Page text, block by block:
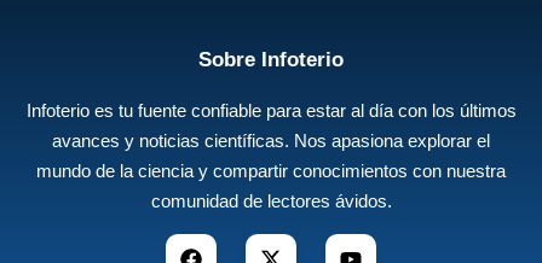
Sobre Infoterio
Infoterio es tu fuente confiable para estar al día con los últimos
avances y noticias científicas. Nos apasiona explorar el
mundo de la ciencia y compartir conocimientos con nuestra
comunidad de lectores ávidos.